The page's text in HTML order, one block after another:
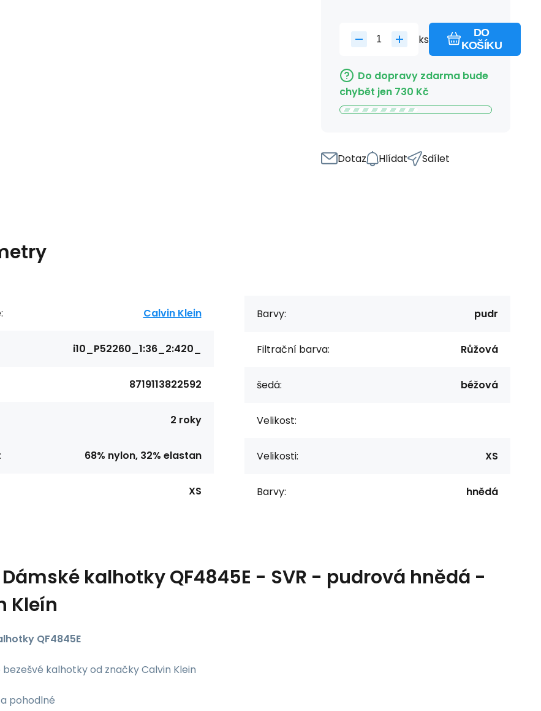
ks
DO
KOŠÍKU
Do dopravy zdarma bude
chybět jen 730 Kč
Dotaz Hlídat Sdílet
Calvin Klein
i10_P52260_1:36_2:420_
8719113822592
2 roky
68% nylon, 32% elastan
XS
Barvy: pudr
Filtrační barva: Růžová
šedá: béžová
Velikost:
Velikosti: XS
Barvy: hnědá
Dámské kalhotky QF4845E - SVR - pudrová hnědá -
Kleín
QF4845E
kalhotky od značky Calvin Klein
pohodlné